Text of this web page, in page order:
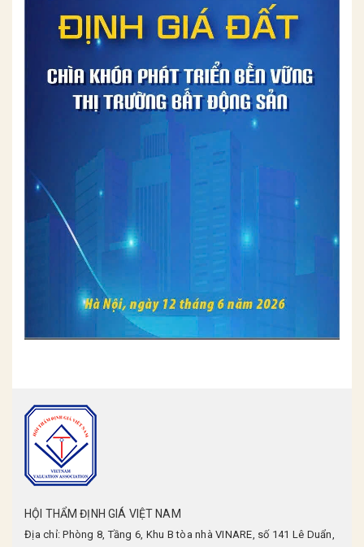
HỘI THẨM ĐỊNH GIÁ VIỆT NAM
Địa chỉ: Phòng 8, Tầng 6, Khu B tòa nhà VINARE, số 141 Lê Duẩn,